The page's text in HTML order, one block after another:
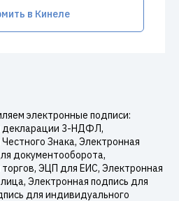
в Кинеле
электронные подписи:
декларации 3-НДФЛ,
Знака, Электронная
документооборота,
ЭЦП для ЕИС, Электронная
Электронная подпись для
для индивидуального